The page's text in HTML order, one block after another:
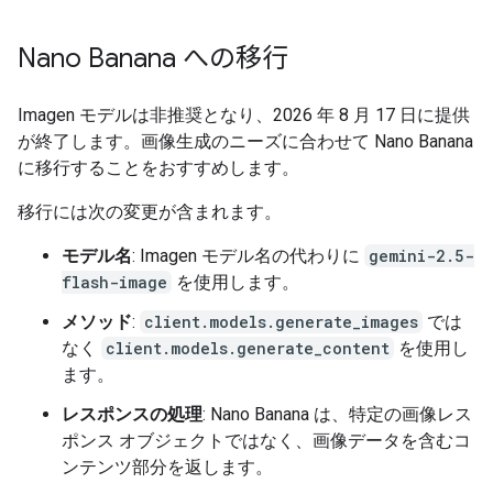
Nano Banana への移行
Imagen モデルは非推奨となり、2026 年 8 月 17 日に提供
が終了します。画像生成のニーズに合わせて Nano Banana
に移行することをおすすめします。
移行には次の変更が含まれます。
モデル名: Imagen モデル名の代わりに gemini-2.5-
flash-image を使用します。
メソッド: client.models.generate_images では
なく
client.models.generate_content を使用し
ます。
レスポンスの処理: Nano Banana は、特定の画像レス
ポンス オブジェクトではなく、画像データを含むコ
ンテンツ部分を返します。